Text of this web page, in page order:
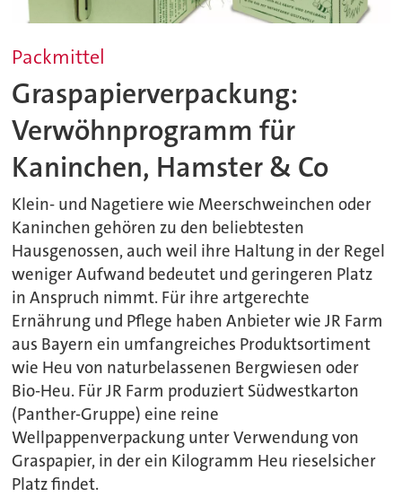
Packmittel
Graspapierverpackung:
Verwöhnprogramm für
Kaninchen, Hamster & Co
Klein- und Nagetiere wie Meerschweinchen oder
Kaninchen gehören zu den beliebtesten
Hausgenossen, auch weil ihre Haltung in der Regel
weniger Aufwand bedeutet und geringeren Platz
in Anspruch nimmt. Für ihre artgerechte
Ernährung und Pflege haben Anbieter wie JR Farm
aus Bayern ein umfangreiches Produktsortiment
wie Heu von naturbelassenen Bergwiesen oder
Bio-Heu. Für JR Farm produziert Südwestkarton
(Panther-Gruppe) eine reine
Wellpappenverpackung unter Verwendung von
Graspapier, in der ein Kilogramm Heu rieselsicher
Platz findet.